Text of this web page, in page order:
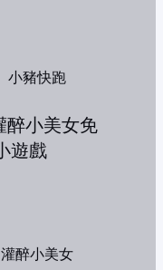
小豬快跑
灌醉小美女